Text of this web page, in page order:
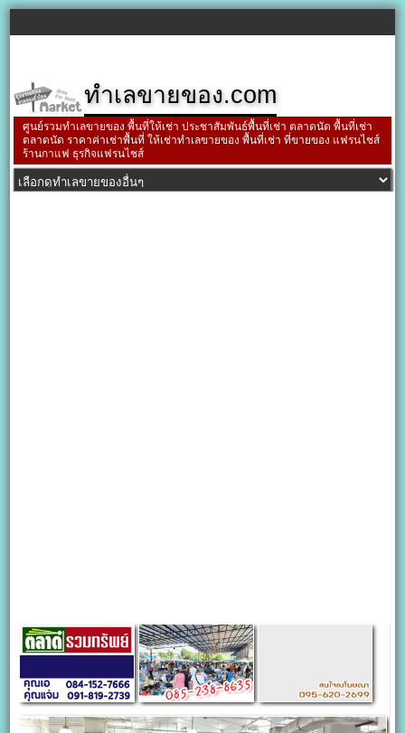
ทำเลขายของ.com
ศูนย์รวมทำเลขายของ พื้นที่ให้เช่า ประชาสัมพันธ์พื้นที่เช่า ตลาดนัด พื้นที่เช่า
ตลาดนัด ราคาค่าเช่าพื้นที่ ให้เช่าทำเลขายของ พื้นที่เช่า ที่ขายของ แฟรนไชส์
ร้านกาแฟ ธุรกิจแฟรนไชส์